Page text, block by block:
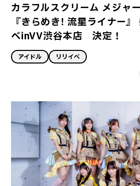
カラフルスクリーム メジャ
『きらめき! 流星ライナー
ベinVV渋谷本店 決定！
アイドル リリイベ